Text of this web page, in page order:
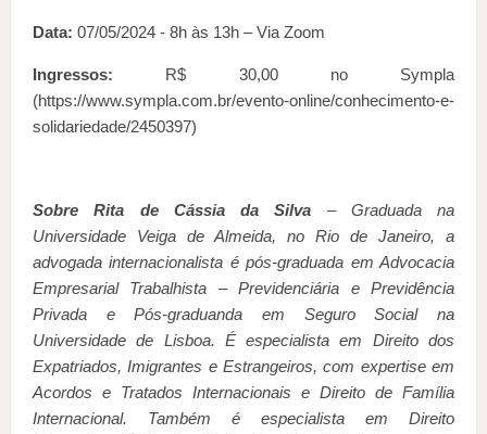
Data: 07/05/2024 - 8h às 13h – Via Zoom
Ingressos: R$ 30,00 no Sympla
(https://www.sympla.com.br/evento-online/conhecimento-e-
solidariedade/2450397)
Sobre Rita de Cássia da Silva – Graduada na
Universidade Veiga de Almeida, no Rio de Janeiro, a
advogada internacionalista é pós-graduada em Advocacia
Empresarial Trabalhista – Previdenciária e Previdência
Privada e Pós-graduanda em Seguro Social na
Universidade de Lisboa. É especialista em Direito dos
Expatriados, Imigrantes e Estrangeiros, com expertise em
Acordos e Tratados Internacionais e Direito de Família
Internacional. Também é especialista em Direito